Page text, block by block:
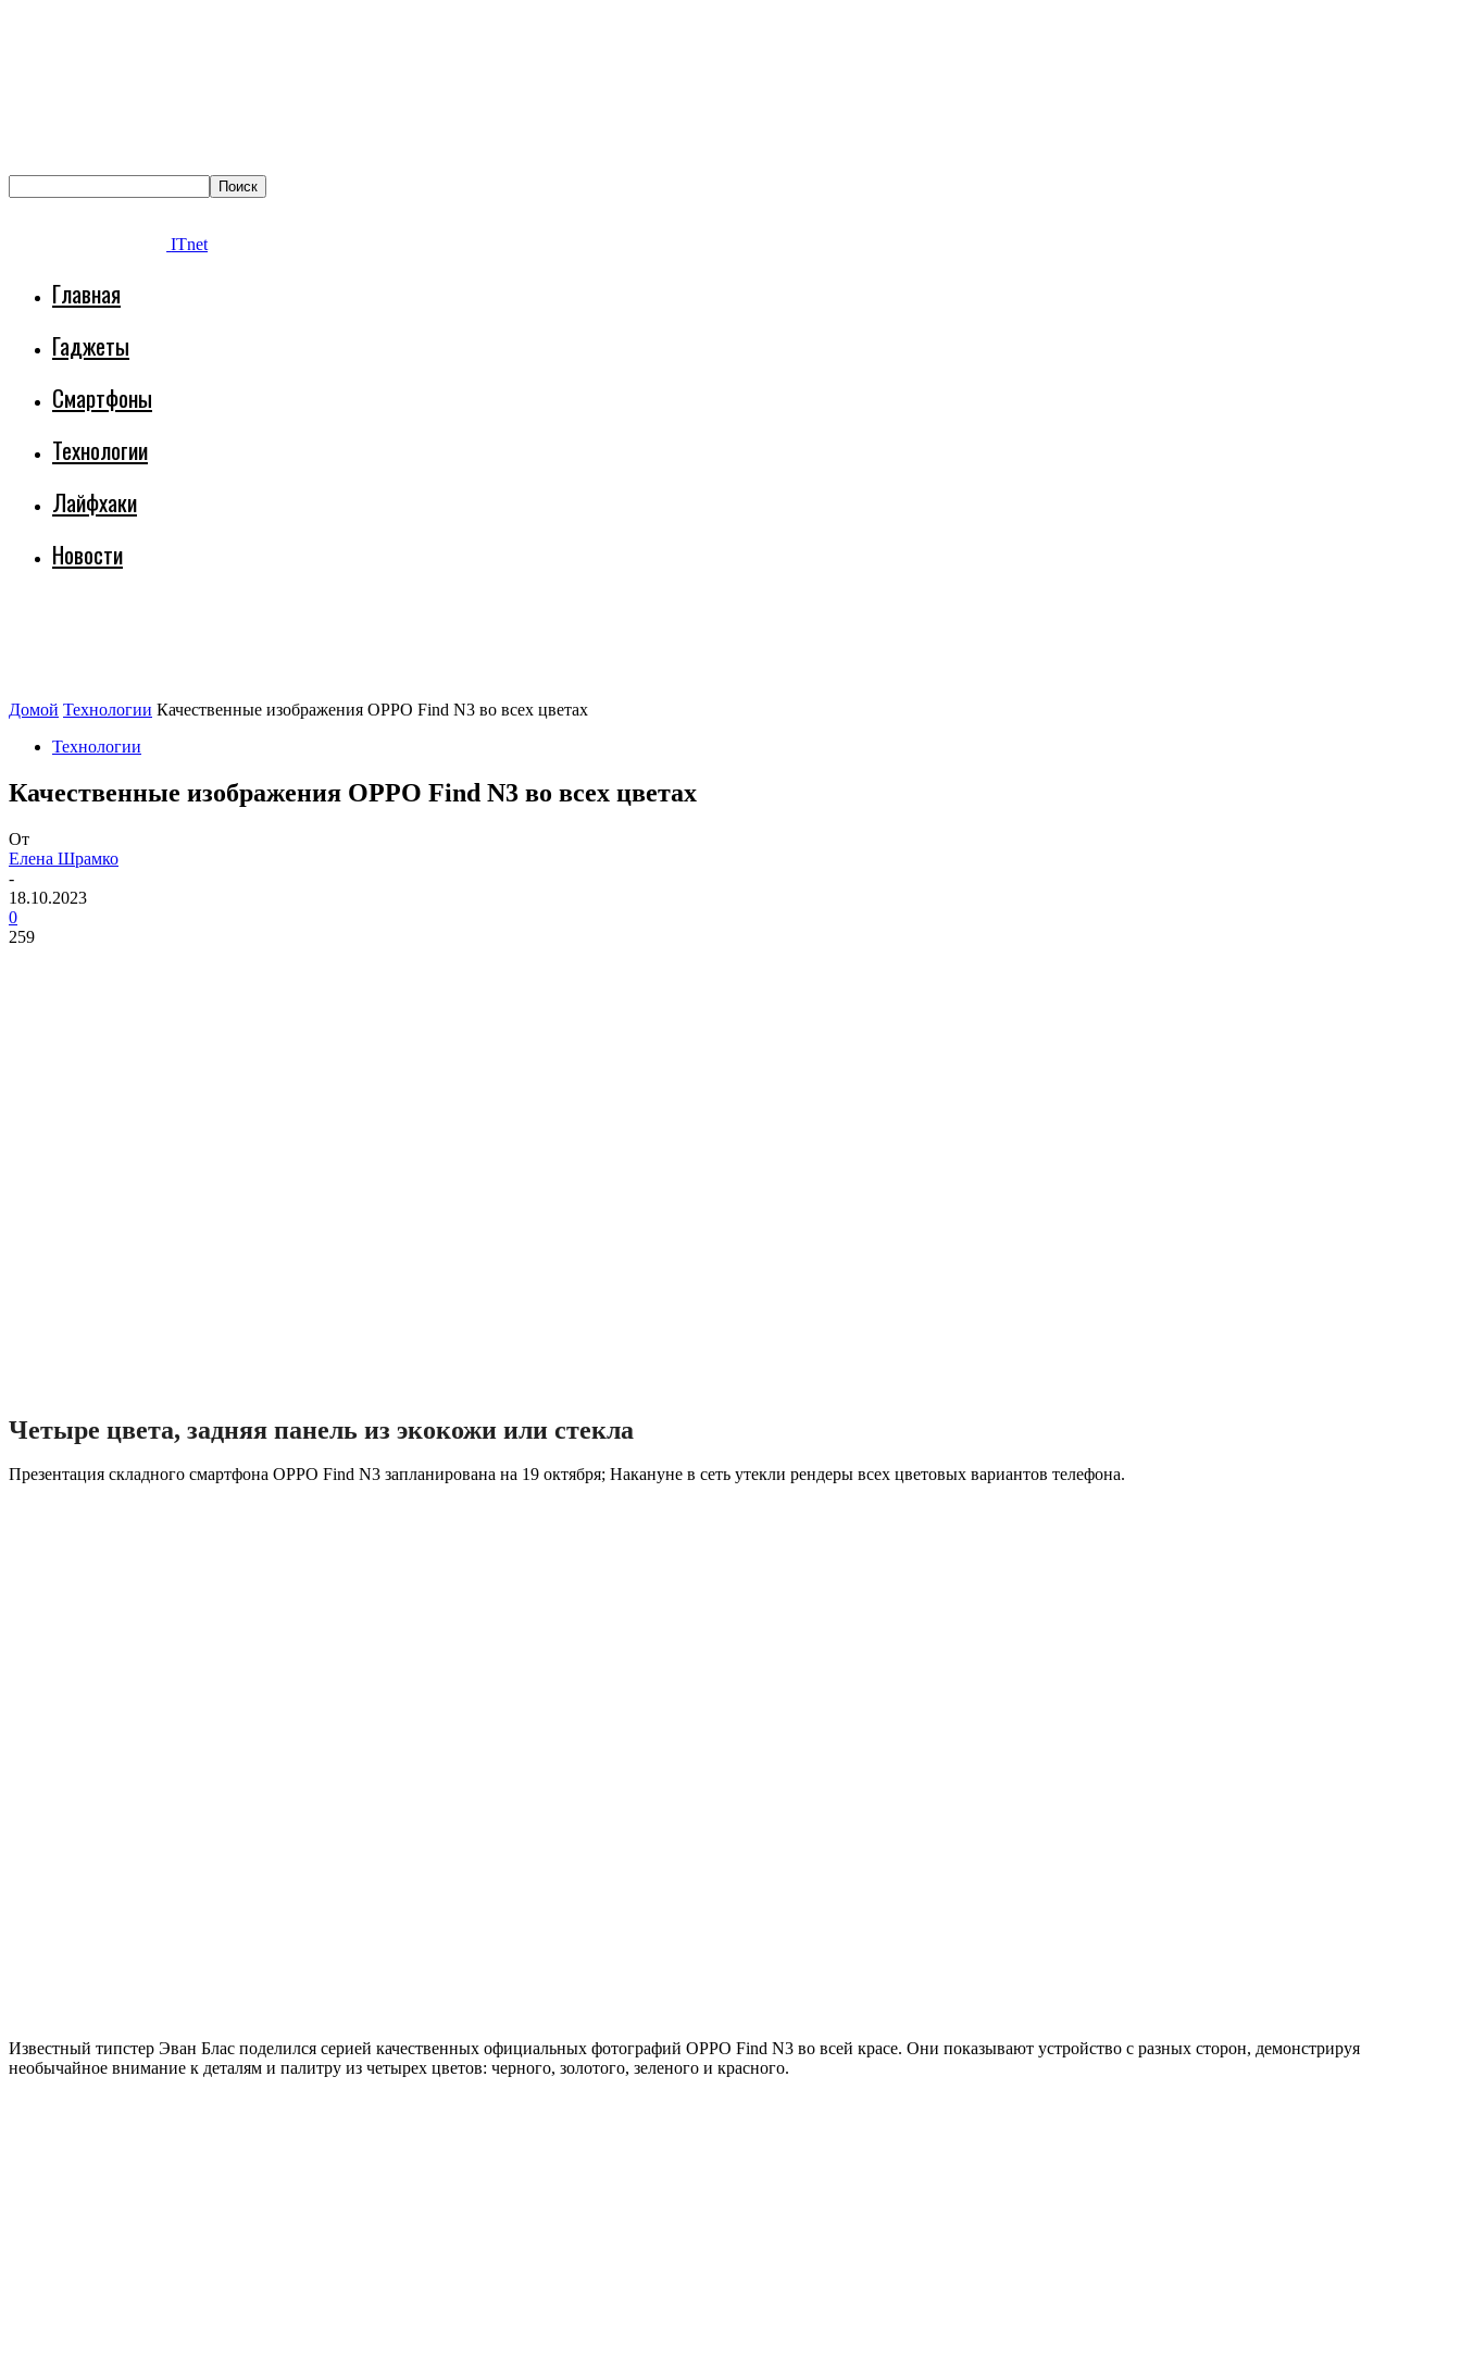
ITnet
Главная
Гаджеты
Смартфоны
Технологии
Лайфхаки
Новости
Домой Технологии Качественные изображения OPPO Find N3 во всех цветах
Технологии
Качественные изображения OPPO Find N3 во всех цветах
От
Елена Шрамко
-
18.10.2023
0
259
Четыре цвета, задняя панель из экокожи или стекла
Презентация складного смартфона OPPO Find N3 запланирована на 19 октября; Накануне в сеть утекли рендеры всех цветовых вариантов телефона.
Известный типстер Эван Блас поделился серией качественных официальных фотографий OPPO Find N3 во всей красе. Они показывают устройство с разных сторон, демонстрируя
необычайное внимание к деталям и палитру из четырех цветов: черного, золотого, зеленого и красного.